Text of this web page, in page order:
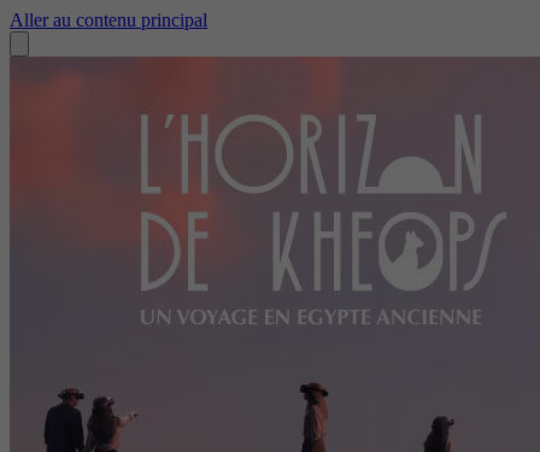
Aller au contenu principal